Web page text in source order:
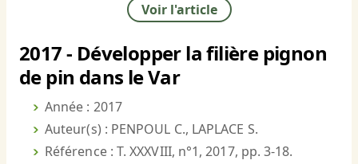
Voir l'article
2017 - Développer la filière pignon
de pin dans le Var
Année : 2017
Auteur(s) : PENPOUL C., LAPLACE S.
Référence : T. XXXVIII, n°1, 2017, pp. 3-18.